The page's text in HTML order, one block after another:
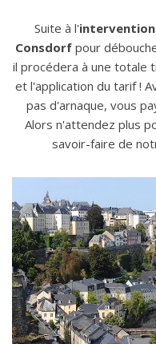
Suite à l'
Consdorfpour
il procédera à une totale
et l'application du tarif !
pas d'arnaque, vous
Alors n'attendez plus
savoir-faire de